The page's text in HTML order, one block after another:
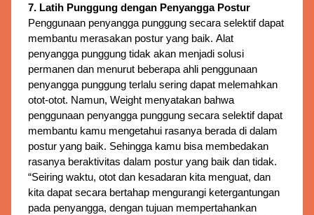
7. Latih Punggung dengan Penyangga Postur
Penggunaan penyangga punggung secara selektif dapat
membantu merasakan postur yang baik. Alat
penyangga punggung tidak akan menjadi solusi
permanen dan menurut beberapa ahli penggunaan
penyangga punggung terlalu sering dapat melemahkan
otot-otot. Namun, Weight menyatakan bahwa
penggunaan penyangga punggung secara selektif dapat
membantu kamu mengetahui rasanya berada di dalam
postur yang baik. Sehingga kamu bisa membedakan
rasanya beraktivitas dalam postur yang baik dan tidak.
“Seiring waktu, otot dan kesadaran kita menguat, dan
kita dapat secara bertahap mengurangi ketergantungan
pada penyangga, dengan tujuan mempertahankan